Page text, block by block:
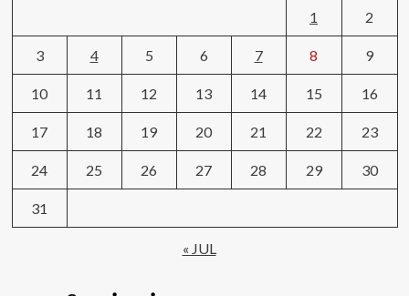
1
2
3 4 5 6 7 8 9
10 11 12 13 14 15 16
17 18 19 20 21 22 23
24 25 26 27 28 29 30
31
« JUL